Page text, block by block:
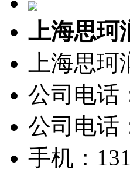
上海思珂
上海思
公司电话
公司电话
手机：